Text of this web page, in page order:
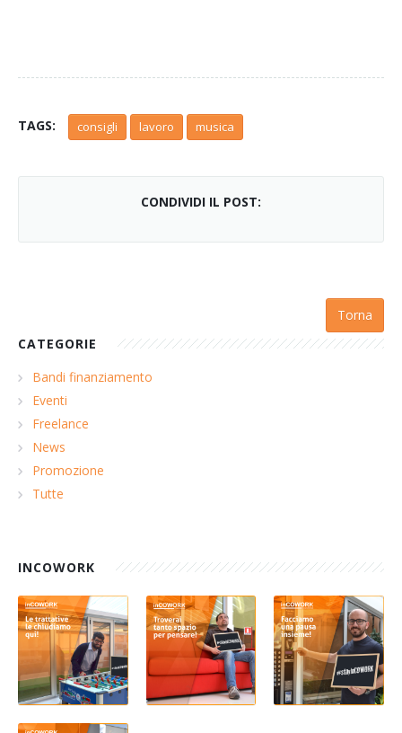
TAGS: consigli lavoro musica
CONDIVIDI IL POST:
Torna
CATEGORIE
Bandi finanziamento
Eventi
Freelance
News
Promozione
Tutte
INCOWORK